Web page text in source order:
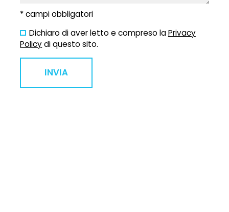
* campi obbligatori
Dichiaro di aver letto e compreso laPrivacy
Policydi questo sito.
INVIA